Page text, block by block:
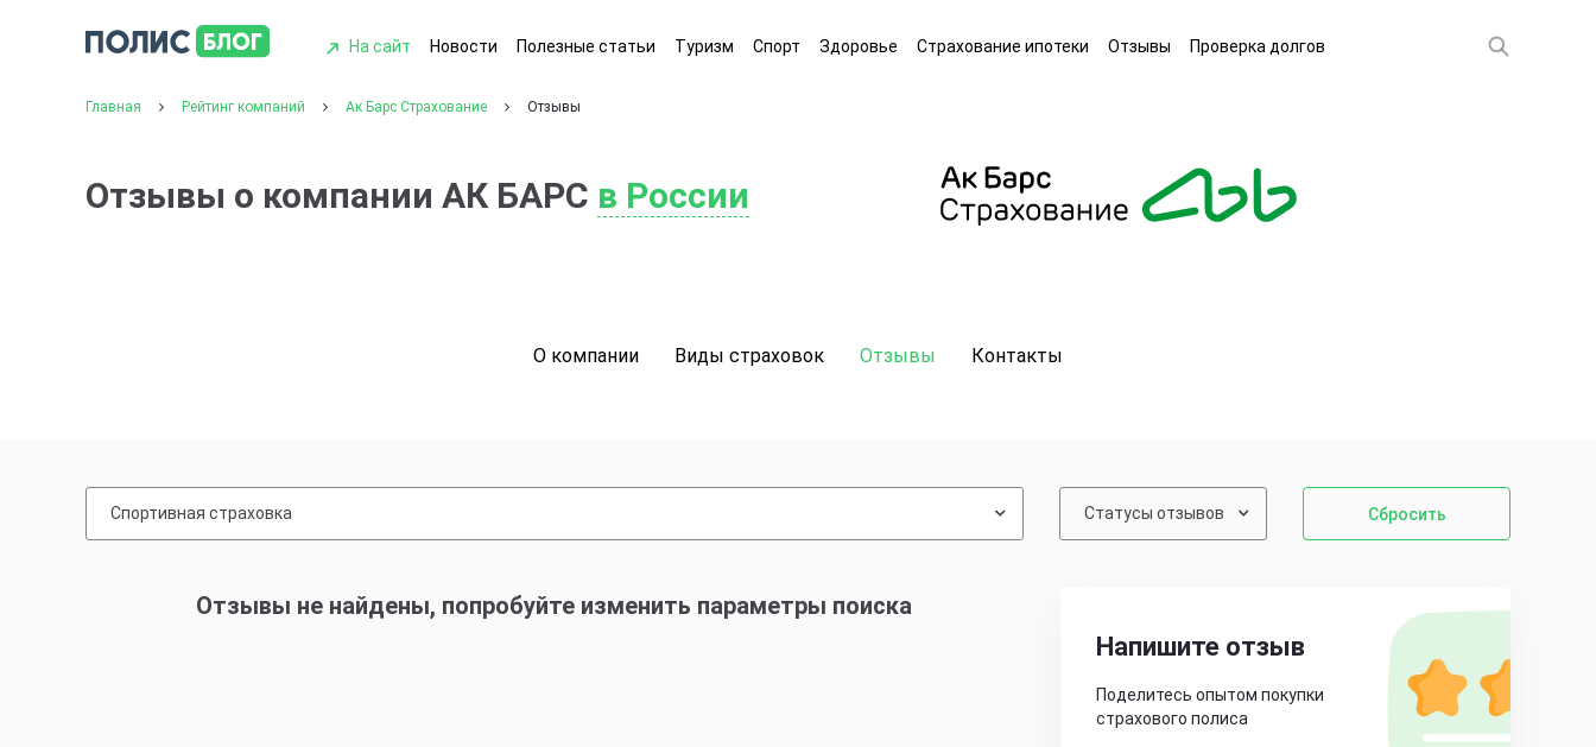
На сайт Новости Полезные статьи Туризм Спорт Здоровье Страхование ипотеки Отзывы Проверка долгов
Главная Рейтинг компаний Ак Барс Страхование Отзывы
Отзывы о компании АК БАРС в России
О компании Виды страховок Отзывы Контакты
Спортивная страховка Статусы отзывов Сбросить
Отзывы не найдены, попробуйте изменить параметры поиска
Напишите отзыв
Поделитесь опытом покупки
страхового полиса